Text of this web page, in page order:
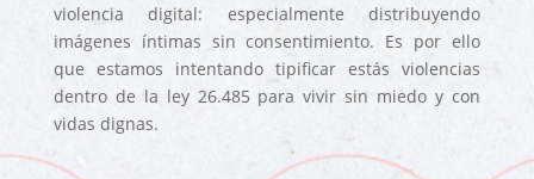
violencia digital: especialmente distribuyendo
imágenes íntimas sin consentimiento. Es por ello
que estamos intentando tipificar estás violencias
dentro de la ley 26.485 para vivir sin miedo y con
vidas dignas.